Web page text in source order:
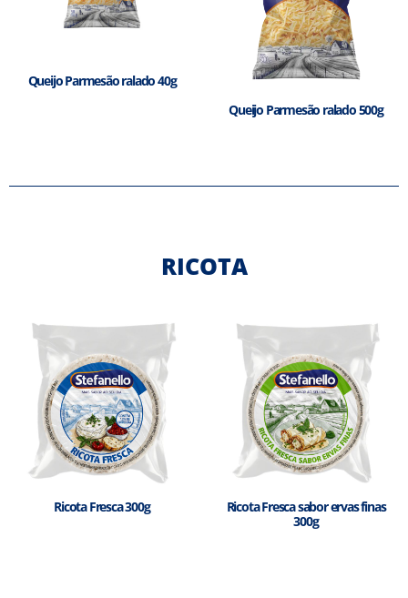
Queijo Parmesão ralado 40g
Queijo Parmesão ralado 500g
RICOTA
Ricota Fresca 300g
Ricota Fresca sabor ervas finas
300g